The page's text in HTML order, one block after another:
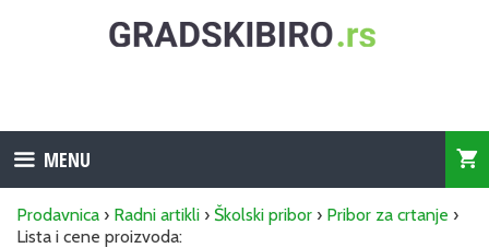
MENU
Prodavnica › Radni artikli › Školski pribor › Pribor za crtanje ›
Lista i cene proizvoda: